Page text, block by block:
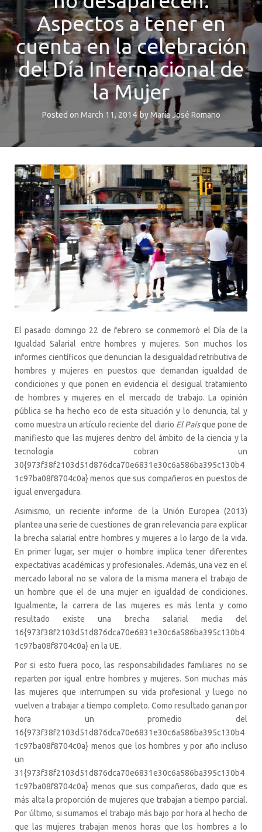
Aspectos a tener en
cuenta en la celebración
del Día Internacional de
la Mujer
Posted on March 11, 2014 byMaría José Romano
El pasado domingo 22 de febrero se conmemoró el Día de la
Igualdad Salarial entre hombres y mujeres. Son muchos los
informes científicos que denuncian la desigualdad retributiva de
hombres y mujeres en puestos que demandan igualdad de
condiciones y que ponen en evidencia el desigual tratamiento
de hombres y mujeres en el mercado de trabajo. La opinión
pública se ha hecho eco de esta situación y lo denuncia, tal y
como muestra un artículo reciente del diario El Paísque pone de
manifiesto que las mujeres dentro del ámbito de la ciencia y la
tecnología cobran un
30{973f38f2103d51d876dca70e6831e30c6a586ba395c130b4
1c97ba08f8704c0a} menos que sus compañeros en puestos de
igual envergadura.
Asimismo, un reciente informe de la Unión Europea (2013)
plantea una serie de cuestiones de gran relevancia para explicar
la brecha salarial entre hombres y mujeres a lo largo de la vida.
En primer lugar, ser mujer o hombre implica tener diferentes
expectativas académicas y profesionales. Además, una vez en el
mercado laboral no se valora de la misma manera el trabajo de
un hombre que el de una mujer en igualdad de condiciones.
Igualmente, la carrera de las mujeres es más lenta y como
resultado existe una brecha salarial media del
16{973f38f2103d51d876dca70e6831e30c6a586ba395c130b4
1c97ba08f8704c0a} en la UE.
Por si esto fuera poco, las responsabilidades familiares no se
reparten por igual entre hombres y mujeres. Son muchas más
las mujeres que interrumpen su vida profesional y luego no
vuelven a trabajar a tiempo completo. Como resultado ganan por
hora un promedio del
16{973f38f2103d51d876dca70e6831e30c6a586ba395c130b4
1c97ba08f8704c0a} menos que los hombres y por año incluso
un
31{973f38f2103d51d876dca70e6831e30c6a586ba395c130b4
1c97ba08f8704c0a} menos que sus compañeros, dado que es
más alta la proporción de mujeres que trabajan a tiempo parcial.
Por último, si sumamos el trabajo más bajo por hora al hecho de
que las mujeres trabajan menos horas que los hombres a lo